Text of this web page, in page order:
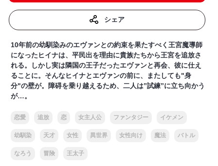
シェア
10年前の幼馴染みのエヴァンとの約束を果たすべく王宮魔導師
になったヒイナは、平民出を理由に貴族たちから王宮を追放さ
れる。しかし実は隣国の王子だったエヴァンと再会、彼に仕え
ることに。そんなヒイナとエヴァンの前に、またしても"身
分"の壁が。障碍を乗り越えるため、二人は”試練”に立ち向かう
が…。
恋愛 追放 恋 女主人公 ファンタジー イケメン
幼馴染 天才 女性 異世界 女性向け 魔法 バトル
なろう 冒険 王太子